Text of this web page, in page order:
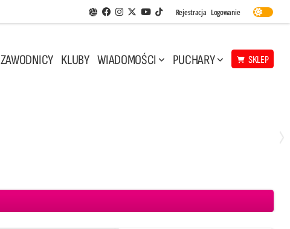
Aplikacja Siatkarskie Ligi
Facebook
Instagram
Twitter
Youtube
TikTok
Rejestracja Logowanie
ZAWODNICY KLUBY WIADOMOŚCI PUCHARY SKLEP